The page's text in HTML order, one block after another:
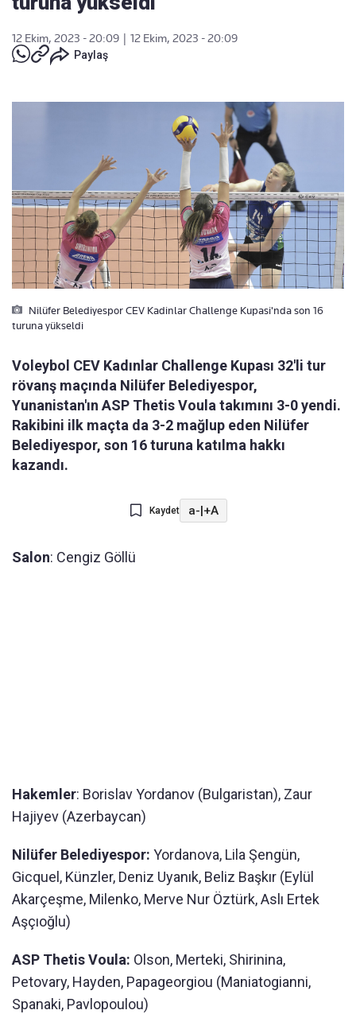
12 Ekim, 2023 - 20:09
12 Ekim, 2023 - 20:09
Paylaş
Nilüfer Belediyespor CEV Kadinlar Challenge Kupasi'nda son 16
turuna yükseldi
Voleybol CEV Kadınlar Challenge Kupası 32'li tur
rövanş maçında Nilüfer Belediyespor,
Yunanistan'ın ASP Thetis Voula takımını 3-0 yendi.
Rakibini ilk maçta da 3-2 mağlup eden Nilüfer
Belediyespor, son 16 turuna katılma hakkı
kazandı.
Kaydet a-|+A
Salon: Cengiz Göllü
Hakemler: Borislav Yordanov (Bulgaristan), Zaur
Hajiyev (Azerbaycan)
Nilüfer Belediyespor: Yordanova, Lila Şengün,
Gicquel, Künzler, Deniz Uyanık, Beliz Başkır (Eylül
Akarçeşme, Milenko, Merve Nur Öztürk, Aslı Ertek
Aşçıoğlu)
ASP Thetis Voula: Olson, Merteki, Shirinina,
Petovary, Hayden, Papageorgiou (Maniatogianni,
Spanaki, Pavlopoulou)